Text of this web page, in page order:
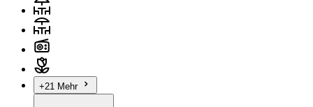
+21 Mehr